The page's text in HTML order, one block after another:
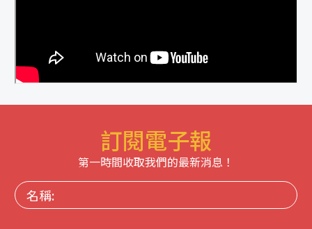
訂閱電子報
第一時間收取我們的最新消息！
名
稱: